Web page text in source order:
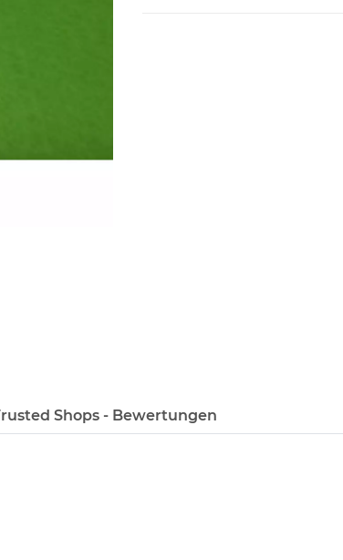
Shops - Bewertungen